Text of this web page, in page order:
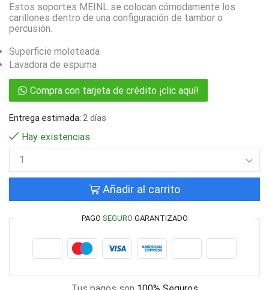
Estos soportes MEINL se colocan cómodamente los
carillones dentro de una configuración de tambor o
percusión.
Superficie moleteada
Lavadora de espuma
Compra con tarjeta de crédito ¡clic aquí!
Entrega estimada: 2 días
Hay existencias
Añadir al carrito
PAGO SEGURO GARANTIZADO